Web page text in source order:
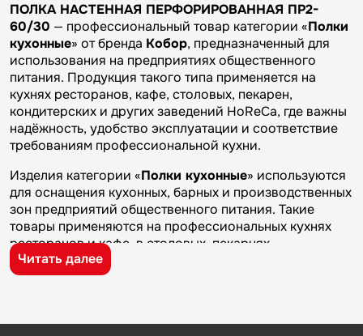
ПОЛКА НАСТЕННАЯ ПЕРФОРИРОВАННАЯ ПР2-
60/30 — профессиональный товар категории «Полки
кухонные» от бренда Кобор, предназначенный для
использования на предприятиях общественного
питания. Продукция такого типа применяется на
кухнях ресторанов, кафе, столовых, пекарен,
кондитерских и других заведений HoReCa, где важны
надёжность, удобство эксплуатации и соответствие
требованиям профессиональной кухни.
Изделия категории «Полки кухонные» используются
для оснащения кухонных, барных и производственных
зон предприятий общественного питания. Такие
товары применяются на профессиональных кухнях
ресторанов и кафе, в столовых, пекарнях,
кондитерских и на пищевых производствах, где
требуется качественное оборудование и кухонный
БрендКоборизвестен на рынке профессионального
Читать далее